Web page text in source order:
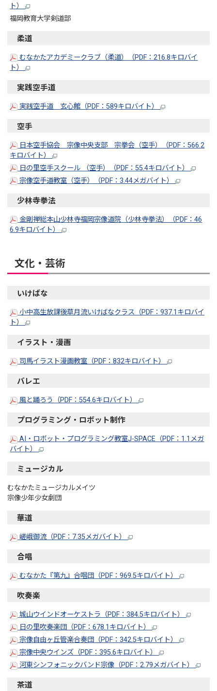
ト）
福岡教育大学剣道部
柔道
むなかたアカデミークラブ（柔道）（PDF：216.8キロバイ
ト）
実践空手道
実践空手道 玄心館（PDF：589キロバイト）
空手
日本空手協会 宗像中央支部 宗拳会（空手）（PDF：566.2
キロバイト）
日の里空手スクール （空手）（PDF：55.4キロバイト）
宗像空手道教室（空手）（PDF：3.44メガバイト）
少林寺拳法
金剛禅総本山少林寺福岡宗像道院（少林寺拳法）（PDF：46
6.9キロバイト）
文化・芸術
いけばな
小中高生放課後草月流いけばなクラス（PDF：937.1キロバイ
ト）
イラスト・漫画
司馬イラスト漫画教室（PDF：832キロバイト）
バレエ
風と踊ろう（PDF：554.6キロバイト）
プログラミング・ロボット制作
AI・ロボット・プログラミング教室J-SPACE（PDF：1.1メガ
バイト）
ミュージカル
むなかたミュージカルメイツ
宗像少年少女劇団
華道
嵯峨御流（PDF：7.35メガバイト）
合唱
むなかた『第九』合唱団（PDF：969.5キロバイト）
吹奏楽
城山ウインドオーケストラ（PDF：384.5キロバイト）
日の里吹奏楽団（PDF：678.1キロバイト）
宗像自由ヶ丘管楽合奏団（PDF：342.5キロバイト）
宗像中央ウインズ（PDF：395.6キロバイト）
河東シンフォニックバンド宗像（PDF：2.79メガバイト）
茶道